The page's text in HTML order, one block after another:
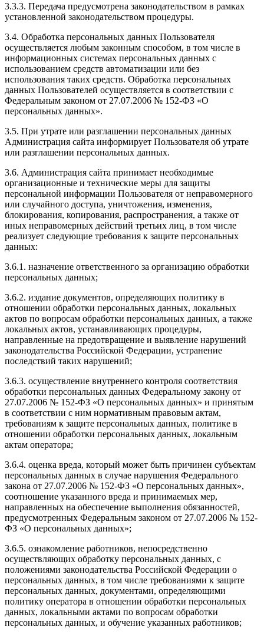
3.3.3. Передача предусмотрена законодательством в рамках
установленной законодательством процедуры.
3.4. Обработка персональных данных Пользователя
осуществляется любым законным способом, в том числе в
информационных системах персональных данных с
использованием средств автоматизации или без
использования таких средств. Обработка персональных
данных Пользователей осуществляется в соответствии с
Федеральным законом от 27.07.2006 № 152-ФЗ «О
персональных данных».
3.5. При утрате или разглашении персональных данных
Администрация сайта информирует Пользователя об утрате
или разглашении персональных данных.
3.6. Администрация сайта принимает необходимые
организационные и технические меры для защиты
персональной информации Пользователя от неправомерного
или случайного доступа, уничтожения, изменения,
блокирования, копирования, распространения, а также от
иных неправомерных действий третьих лиц, в том числе
реализует следующие требования к защите персональных
данных:
3.6.1. назначение ответственного за организацию обработки
персональных данных;
3.6.2. издание документов, определяющих политику в
отношении обработки персональных данных, локальных
актов по вопросам обработки персональных данных, а также
локальных актов, устанавливающих процедуры,
направленные на предотвращение и выявление нарушений
законодательства Российской Федерации, устранение
последствий таких нарушений;
3.6.3. осуществление внутреннего контроля соответствия
обработки персональных данных Федеральному закону от
27.07.2006 № 152-ФЗ «О персональных данных» и принятым
в соответствии с ним нормативным правовым актам,
требованиям к защите персональных данных, политике в
отношении обработки персональных данных, локальным
актам оператора;
3.6.4. оценка вреда, который может быть причинен субъектам
персональных данных в случае нарушения Федерального
закона от 27.07.2006 № 152-ФЗ «О персональных данных»,
соотношение указанного вреда и принимаемых мер,
направленных на обеспечение выполнения обязанностей,
предусмотренных Федеральным законом от 27.07.2006 № 152-
ФЗ «О персональных данных»;
3.6.5. ознакомление работников, непосредственно
осуществляющих обработку персональных данных, с
положениями законодательства Российской Федерации о
персональных данных, в том числе требованиями к защите
персональных данных, документами, определяющими
политику оператора в отношении обработки персональных
данных, локальными актами по вопросам обработки
персональных данных, и обучение указанных работников;